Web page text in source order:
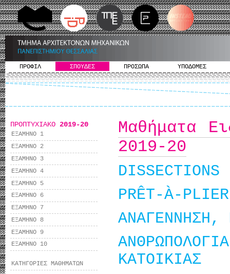
ΠΡΟΦΙΛ ΣΠΟΥΔΕΣ ΠΡΟΣΩΠΑ ΥΠΟΔΟΜΕΣ
ΠΡΟΠΤΥΧΙΑΚΟ 2019-20
ΕΞΑΜΗΝΟ 1
ΕΞΑΜΗΝΟ 2
ΕΞΑΜΗΝΟ 3
ΕΞΑΜΗΝΟ 4
ΕΞΑΜΗΝΟ 5
ΕΞΑΜΗΝΟ 6
ΕΞΑΜΗΝΟ 7
ΕΞΑΜΗΝΟ 8
ΕΞΑΜΗΝΟ 9
ΕΞΑΜΗΝΟ 10
ΚΑΤΗΓΟΡΙΕΣ ΜΑΘΗΜΑΤΩΝ
Μαθήματα
2019-20
DISSECTIONS
PRÊT-À-PLIER
ΑΝΑΓΕΝΝΗΣΗ,
ΚΑΤΟΙΚΙΑΣ